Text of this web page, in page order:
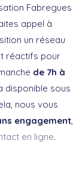
Fabregues
appel à
un réseau
réactifs pour
de 7h à
disponible sous
nous vous
engagement,
en ligne.